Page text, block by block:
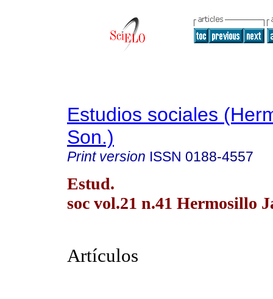
Estudios sociales
Son.)
Print version ISSN 0188-4557
Estud.
soc vol.21 n.41 Hermosillo
Artículos